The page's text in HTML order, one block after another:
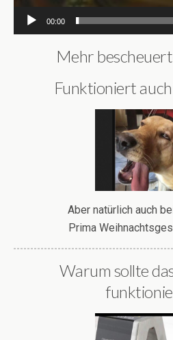
00:00
Mehr
Funktioniert
Aber natürlich auch
Prima
Warum sollte